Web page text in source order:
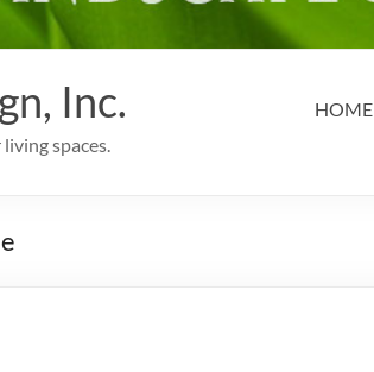
Inc.
spaces.
HOME